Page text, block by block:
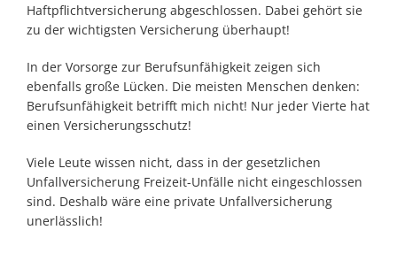
Haftpflichtversicherung abgeschlossen. Dabei gehört sie
zu der wichtigsten Versicherung überhaupt!
In der Vorsorge zur Berufsunfähigkeit zeigen sich
ebenfalls große Lücken. Die meisten Menschen denken:
Berufsunfähigkeit betrifft mich nicht! Nur jeder Vierte hat
einen Versicherungsschutz!
Viele Leute wissen nicht, dass in der gesetzlichen
Unfallversicherung Freizeit-Unfälle nicht eingeschlossen
sind. Deshalb wäre eine private Unfallversicherung
unerlässlich!